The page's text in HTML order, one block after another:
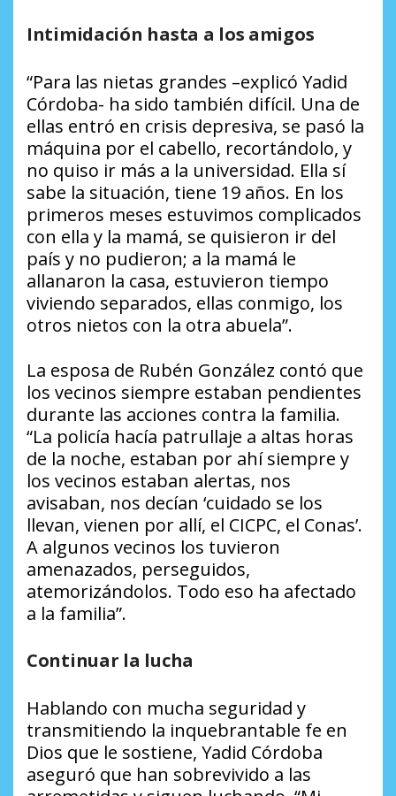
Intimidación hasta a los amigos
“Para las nietas grandes –explicó Yadid
Córdoba- ha sido también difícil. Una de
ellas entró en crisis depresiva, se pasó la
máquina por el cabello, recortándolo, y
no quiso ir más a la universidad. Ella sí
sabe la situación, tiene 19 años. En los
primeros meses estuvimos complicados
con ella y la mamá, se quisieron ir del
país y no pudieron; a la mamá le
allanaron la casa, estuvieron tiempo
viviendo separados, ellas conmigo, los
otros nietos con la otra abuela”.
La esposa de Rubén González contó que
los vecinos siempre estaban pendientes
durante las acciones contra la familia.
“La policía hacía patrullaje a altas horas
de la noche, estaban por ahí siempre y
los vecinos estaban alertas, nos
avisaban, nos decían ‘cuidado se los
llevan, vienen por allí, el CICPC, el Conas’.
A algunos vecinos los tuvieron
amenazados, perseguidos,
atemorizándolos. Todo eso ha afectado
a la familia”.
Continuar la lucha
Hablando con mucha seguridad y
transmitiendo la inquebrantable fe en
Dios que le sostiene, Yadid Córdoba
aseguró que han sobrevivido a las